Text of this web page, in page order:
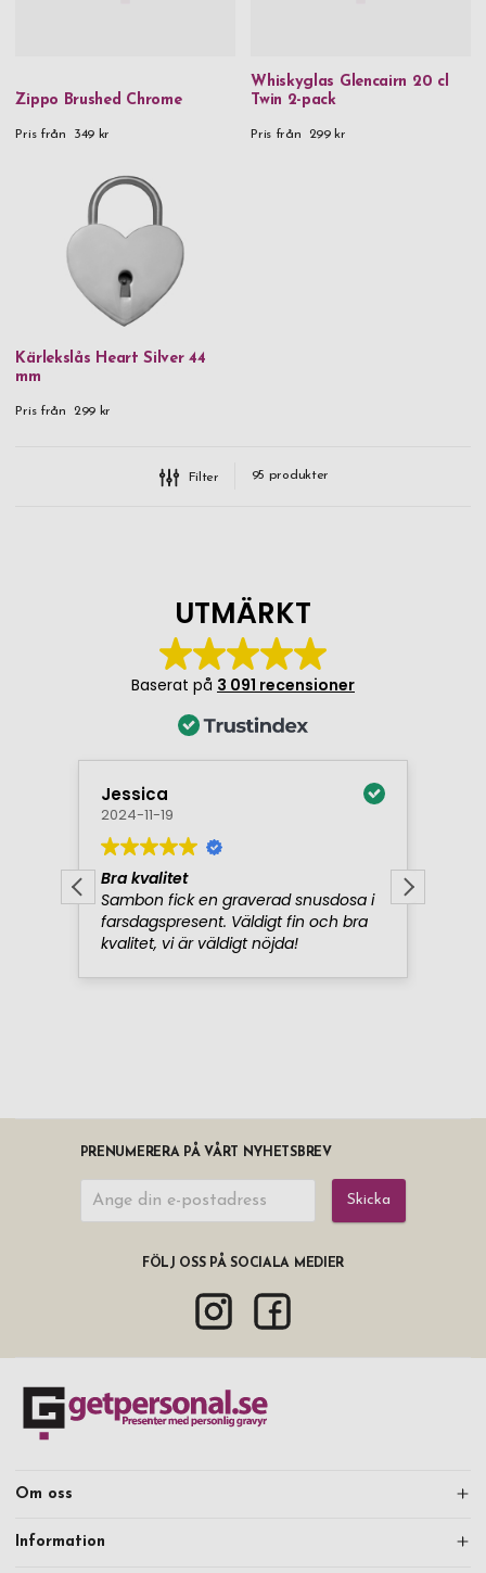
Zippo Brushed Chrome
Pris från 349 kr
Whiskyglas Glencairn 20 cl
Twin 2-pack
Pris från 299 kr
Kärlekslås Heart Silver 44
mm
Pris från 299 kr
Filter 95 produkter
PRENUMERERA PÅ VÅRT NYHETSBREV
Skicka
FÖLJ OSS PÅ SOCIALA MEDIER
Om oss
Information